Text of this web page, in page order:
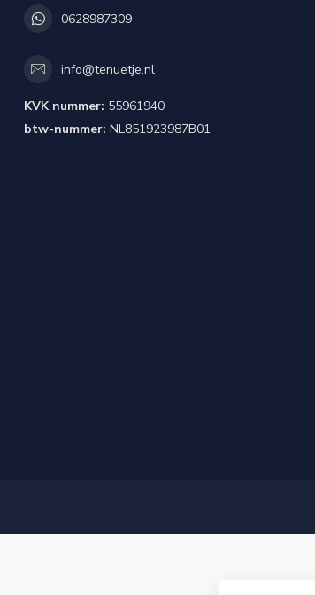
0628987309
info@tenuetje.nl
KVK nummer: 55961940
btw-nummer: NL851923987B01